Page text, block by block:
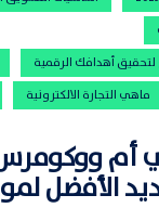
أهدافك الرقمية
ماهي التجارة الالكترونية
أم
الأفضل